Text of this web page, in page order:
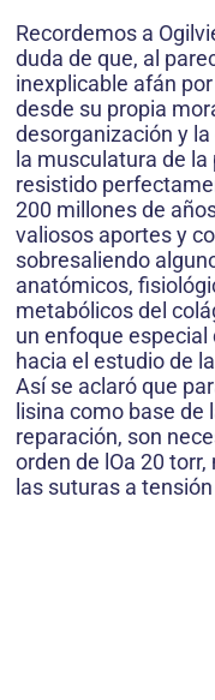
Recordemos a
duda de que, al
inexplicable afán
desde su propia
desorganización y
la musculatura de
resistido
200 millones de
valiosos aportes y
sobresaliendo
anatómicos,
metabólicos del
un enfoque especial
hacia el estudio de
Así se aclaró que
lisina como base
reparación, son
orden de lOa 20
las suturas a